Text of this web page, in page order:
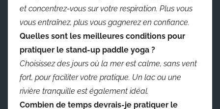
et concentrez-vous sur votre respiration. Plus vous
vous entraînez, plus vous gagnerez en confiance.
Quelles sont les meilleures conditions pour
pratiquer le stand-up paddle yoga ?
Choisissez des jours où la mer est calme, sans vent
fort, pour faciliter votre pratique. Un lac ou une
rivière tranquille est également idéal.
Combien de temps devrais-je pratiquer le